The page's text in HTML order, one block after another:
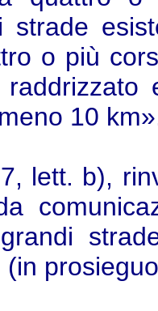
strade
o più
10
lett. b),